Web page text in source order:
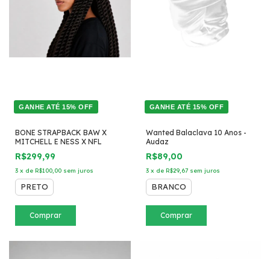
GANHE ATÉ 15% OFF
BONE STRAPBACK BAW X
MITCHELL E NESS X NFL
R$299,99
3 x de R$100,00 sem juros
PRETO
Comprar
GANHE ATÉ 15% OFF
Wanted Balaclava 10 Anos -
Audaz
R$89,00
3 x de R$29,67 sem juros
BRANCO
Comprar